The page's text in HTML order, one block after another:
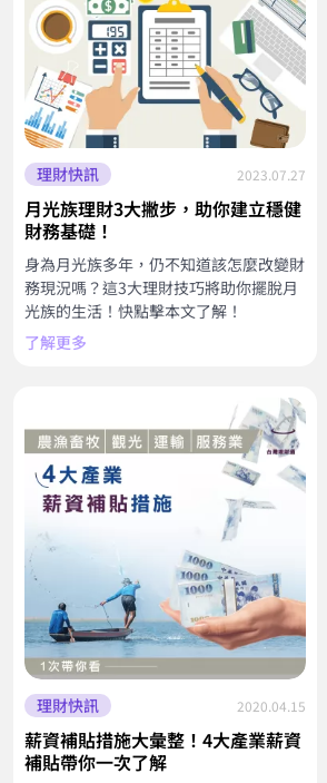
理財快訊 2023.07.27
月光族理財3大撇步，助你建立穩健
財務基礎！
身為月光族多年，仍不知道該怎麼改變財
務現況嗎？這3大理財技巧將助你擺脫月
光族的生活！快點擊本文了解！
了解更多
理財快訊 2020.04.15
薪資補貼措施大彙整！4大產業薪資
補貼帶你一次了解